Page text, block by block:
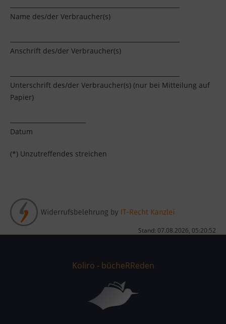
Name des/der Verbraucher(s)
Anschrift des/der Verbraucher(s)
Unterschrift des/der Verbraucher(s) (nur bei Mitteilung auf
Papier)
Datum
(*) Unzutreffendes streichen
Stand: 07.08.2026, 05:20:52
Koliro - bücheRReden